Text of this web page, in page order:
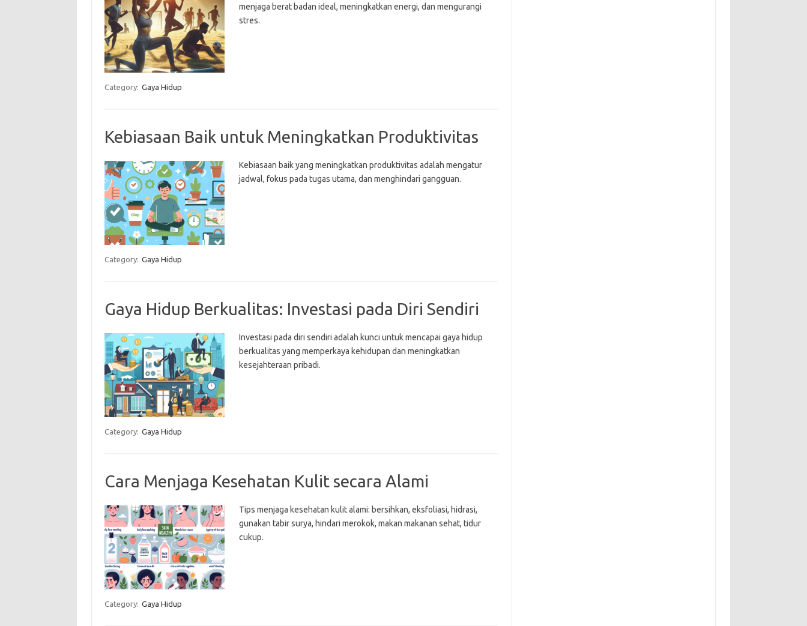
menjaga berat badan ideal, meningkatkan energi, dan mengurangi
stres.
Category: Gaya Hidup
Kebiasaan Baik untuk Meningkatkan Produktivitas
Kebiasaan baik yang meningkatkan produktivitas adalah mengatur
jadwal, fokus pada tugas utama, dan menghindari gangguan.
Category: Gaya Hidup
Gaya Hidup Berkualitas: Investasi pada Diri Sendiri
Investasi pada diri sendiri adalah kunci untuk mencapai gaya hidup
berkualitas yang memperkaya kehidupan dan meningkatkan
kesejahteraan pribadi.
Category: Gaya Hidup
Cara Menjaga Kesehatan Kulit secara Alami
Tips menjaga kesehatan kulit alami: bersihkan, eksfoliasi, hidrasi,
gunakan tabir surya, hindari merokok, makan makanan sehat, tidur
cukup.
Category: Gaya Hidup